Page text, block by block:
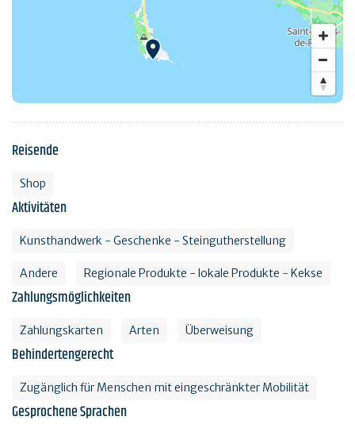
Reisende
Shop
Aktivitäten
Kunsthandwerk - Geschenke - Steingutherstellung
Andere Regionale Produkte - lokale Produkte - Kekse
Zahlungsmöglichkeiten
Zahlungskarten Arten Überweisung
Behindertengerecht
Zugänglich für Menschen mit eingeschränkter Mobilität
Gesprochene Sprachen